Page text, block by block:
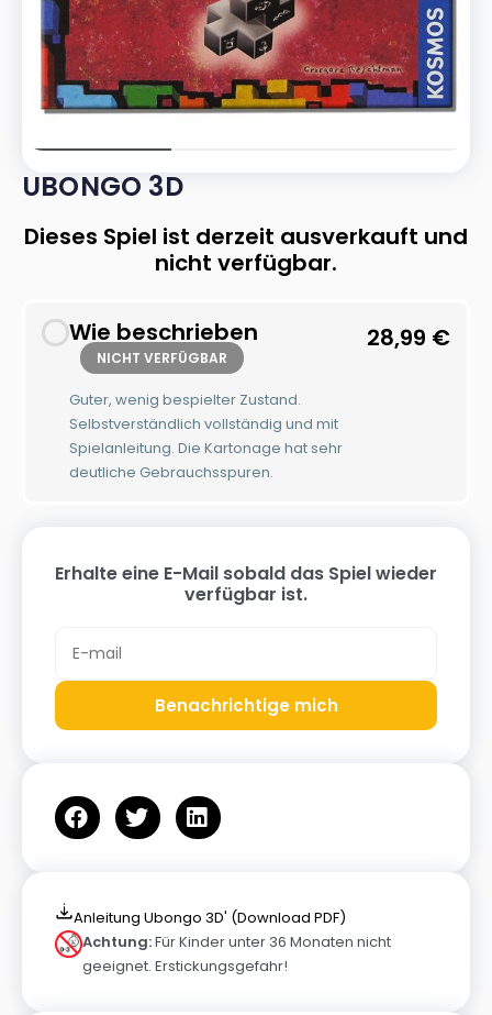
UBONGO 3D
Dieses Spiel ist derzeit ausverkauft und
nicht verfügbar.
Wie beschrieben
NICHT VERFÜGBAR
Guter, wenig bespielter Zustand.
Selbstverständlich vollständig und mit
Spielanleitung. Die Kartonage hat sehr
deutliche Gebrauchsspuren.
28,99 €
Erhalte eine E-Mail sobald das Spiel wieder
verfügbar ist.
Benachrichtige mich
Anleitung Ubongo 3D' (Download PDF)
Achtung:Für Kinder unter 36 Monaten nicht
geeignet. Erstickungsgefahr!